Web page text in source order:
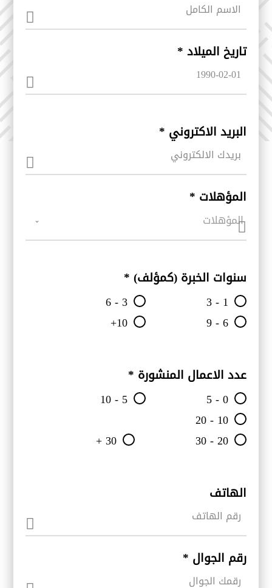
تاريخ الميلاد*
البريد الاكتروني *
المؤهلات *
المؤهلات
سنوات الخبرة (كمؤلف)*
1 - 3
3 - 6
6 - 9
10+
عدد الاعمال المنشورة *
0 - 5
5 - 10
10 - 20
20 - 30
30 +
الهاتف
رقم الجوال *